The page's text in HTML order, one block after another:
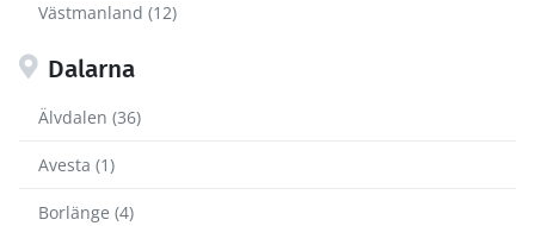
Västmanland (12)
Dalarna
Älvdalen (36)
Avesta (1)
Borlänge (4)